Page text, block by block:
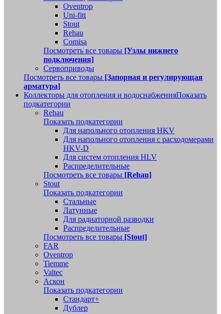
Oventrop
Uni-fitt
Stout
Rehau
Comisa
Посмотреть все товары [Узлы нижнего
подключения]
Сервоприводы
Посмотреть все товары [Запорная и регулирующая
арматура]
Коллекторы для отопления и водоснабженияПоказать
подкатегории
Rehau
Показать подкатегории
Для напольного отопления HKV
Для напольного отопления с расходомерами
HKV-D
Для систем отопления HLV
Распределительные
Посмотреть все товары [Rehau]
Stout
Показать подкатегории
Стальные
Латунные
Для радиаторной разводки
Распределительные
Посмотреть все товары [Stout]
FAR
Oventrop
Tiemme
Valtec
Аскон
Показать подкатегории
Стандарт+
Дублер